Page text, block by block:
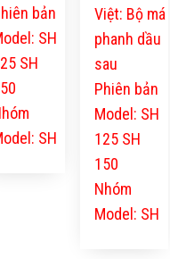
bản
SH
SH
SH
Việt: Bộ má
phanh dầu
sau
Phiên bản
Model: SH
125 SH
150
Nhóm
Model: SH